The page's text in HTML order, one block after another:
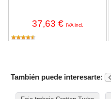
37,63 € IVA incl.
También puede interesarte: